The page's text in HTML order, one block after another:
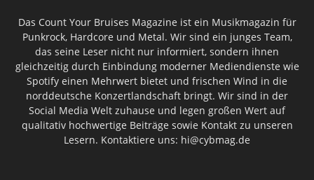
Das Count Your Bruises Magazine ist ein Musikmagazin für
Punkrock, Hardcore und Metal. Wir sind ein junges Team,
das seine Leser nicht nur informiert, sondern ihnen
gleichzeitig durch Einbindung moderner Mediendienste wie
Spotify einen Mehrwert bietet und frischen Wind in die
norddeutsche Konzertlandschaft bringt. Wir sind in der
Social Media Welt zuhause und legen großen Wert auf
qualitativ hochwertige Beiträge sowie Kontakt zu unseren
Lesern. Kontaktiere uns: hi@cybmag.de